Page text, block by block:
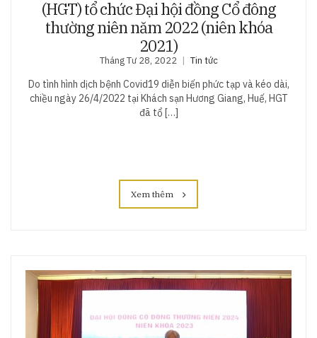
(HGT) tổ chức Đại hội đồng Cổ đông
thường niên năm 2022 (niên khóa
2021)
Tháng Tư 28, 2022 Tin tức
Do tình hình dịch bệnh Covid19 diễn biến phức tạp và kéo dài,
chiều ngày 26/4/2022 tại Khách sạn Hương Giang, Huế, HGT
đã tổ […]
Xem thêm